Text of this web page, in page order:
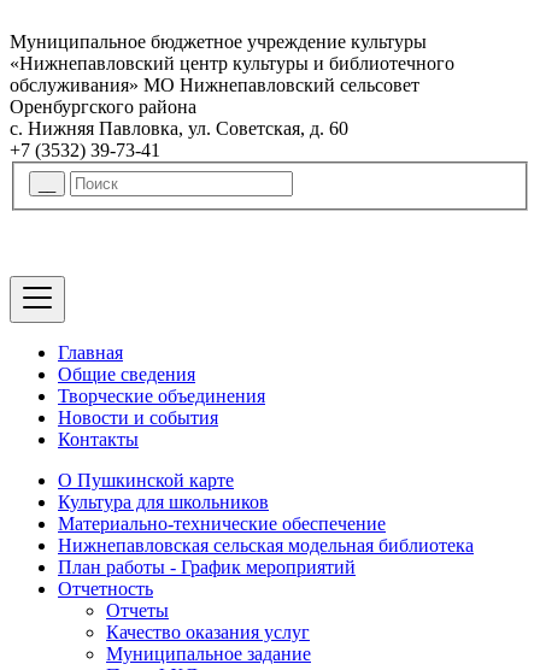
Муниципальное бюджетное учреждение культуры
«Нижнепавловский центр культуры и библиотечного
обслуживания» МО Нижнепавловский сельсовет
Оренбургского района
с. Нижняя Павловка, ул. Советская, д. 60
+7 (3532) 39-73-41
Главная
Общие сведения
Творческие объединения
Новости и события
Контакты
О Пушкинской карте
Культура для школьников
Материально-технические обеспечение
Нижнепавловская сельская модельная библиотека
План работы - График мероприятий
Отчетность
Отчеты
Качество оказания услуг
Муниципальное задание